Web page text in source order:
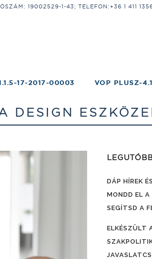
19002529-1-43; TELEFON:+36 1 411
17-2017-00003 VOP PLUSZ-
DESIGN
DÁP HÍREK
MONDD EL A
SEGÍTSD A
ELKÉSZÜLT